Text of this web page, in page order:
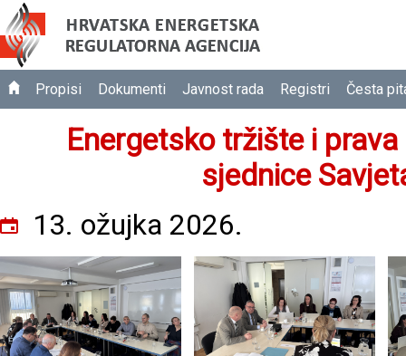
Propisi Dokumenti Javnost rada Registri Česta
Energetsko tržište i
sjednice
13. ožujka 2026.